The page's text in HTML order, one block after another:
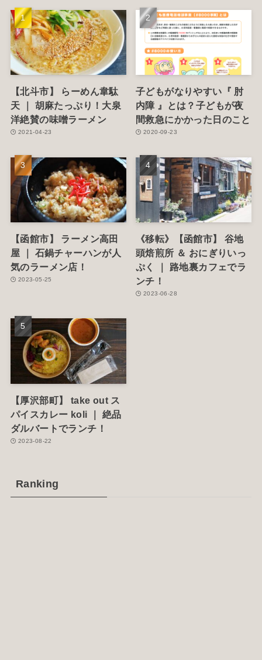
(5)
【北斗市】 らーめん韋駄
天 ｜ 胡麻たっぷり！大泉
洋絶賛の味噌ラーメン
2021-04-23
子どもがなりやすい『 肘
内障 』とは？子どもが夜
間救急にかかった日のこと
2020-09-23
【函館市】 ラーメン高田
屋 ｜ 石鍋チャーハンが人
気のラーメン店！
2023-05-25
《移転》【函館市】 谷地
頭焙煎所 ＆ おにぎりいっ
ぷく ｜ 路地裏カフェでラ
ンチ！
2023-06-28
【厚沢部町】 take out ス
パイスカレー koli ｜ 絶品
ダルバートでランチ！
2023-08-22
Ranking